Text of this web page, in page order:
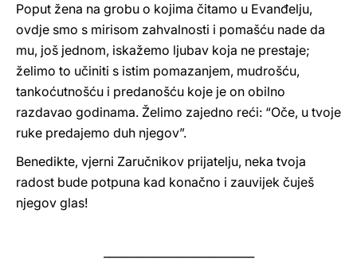
Poput žena na grobu o kojima čitamo u Evanđelju,
ovdje smo s mirisom zahvalnosti i pomašću nade da
mu, još jednom, iskažemo ljubav koja ne prestaje;
želimo to učiniti s istim pomazanjem, mudrošću,
tankoćutnošću i predanošću koje je on obilno
razdavao godinama. Želimo zajedno reći: “Oče, u tvoje
ruke predajemo duh njegov”.
Benedikte, vjerni Zaručnikov prijatelju, neka tvoja
radost bude potpuna kad konačno i zauvijek čuješ
njegov glas!